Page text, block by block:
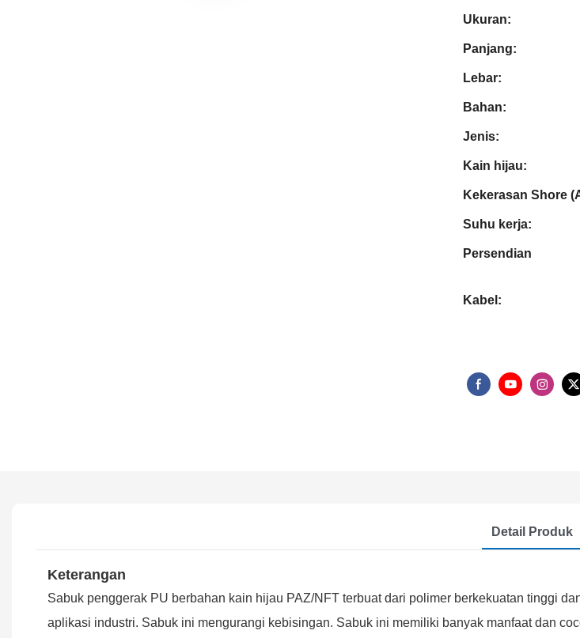
Ukuran:
Panjang:
Lebar:
Bahan:
Jenis:
Kain hijau:
Kekerasan Shore
Suhu kerja:
Persendian
Kabel:
Detail Produk
Keterangan
Sabuk penggerak PU berbahan kain hijau PAZ/NFT terbuat dari polimer berkekuatan tinggi
aplikasi industri. Sabuk ini mengurangi kebisingan. Sabuk ini memiliki banyak manfaat dan